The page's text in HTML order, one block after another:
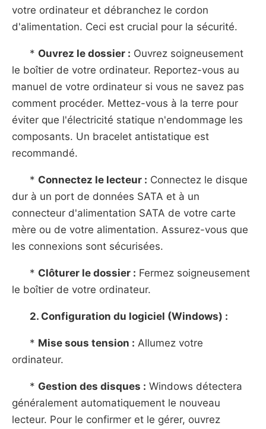
votre ordinateur et débranchez le cordon
d'alimentation. Ceci est crucial pour la sécurité.
* Ouvrez le dossier : Ouvrez soigneusement
le boîtier de votre ordinateur. Reportez-vous au
manuel de votre ordinateur si vous ne savez pas
comment procéder. Mettez-vous à la terre pour
éviter que l'électricité statique n'endommage les
composants. Un bracelet antistatique est
recommandé.
* Connectez le lecteur : Connectez le disque
dur à un port de données SATA et à un
connecteur d'alimentation SATA de votre carte
mère ou de votre alimentation. Assurez-vous que
les connexions sont sécurisées.
* Clôturer le dossier : Fermez soigneusement
le boîtier de votre ordinateur.
2. Configuration du logiciel (Windows) :
* Mise sous tension : Allumez votre
ordinateur.
* Gestion des disques : Windows détectera
généralement automatiquement le nouveau
lecteur. Pour le confirmer et le gérer, ouvrez